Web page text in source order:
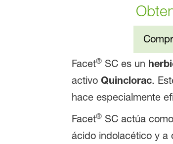
Facet®SC es un
activo Quinclorac.
hace especialmente
Facet®SC actúa
ácido indolacético y a